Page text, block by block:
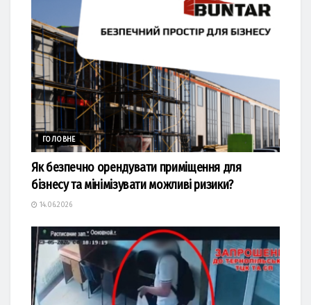
ГОЛОВНЕ
Як безпечно орендувати приміщення для
бізнесу та мінімізувати можливі ризики?
14.06.2026